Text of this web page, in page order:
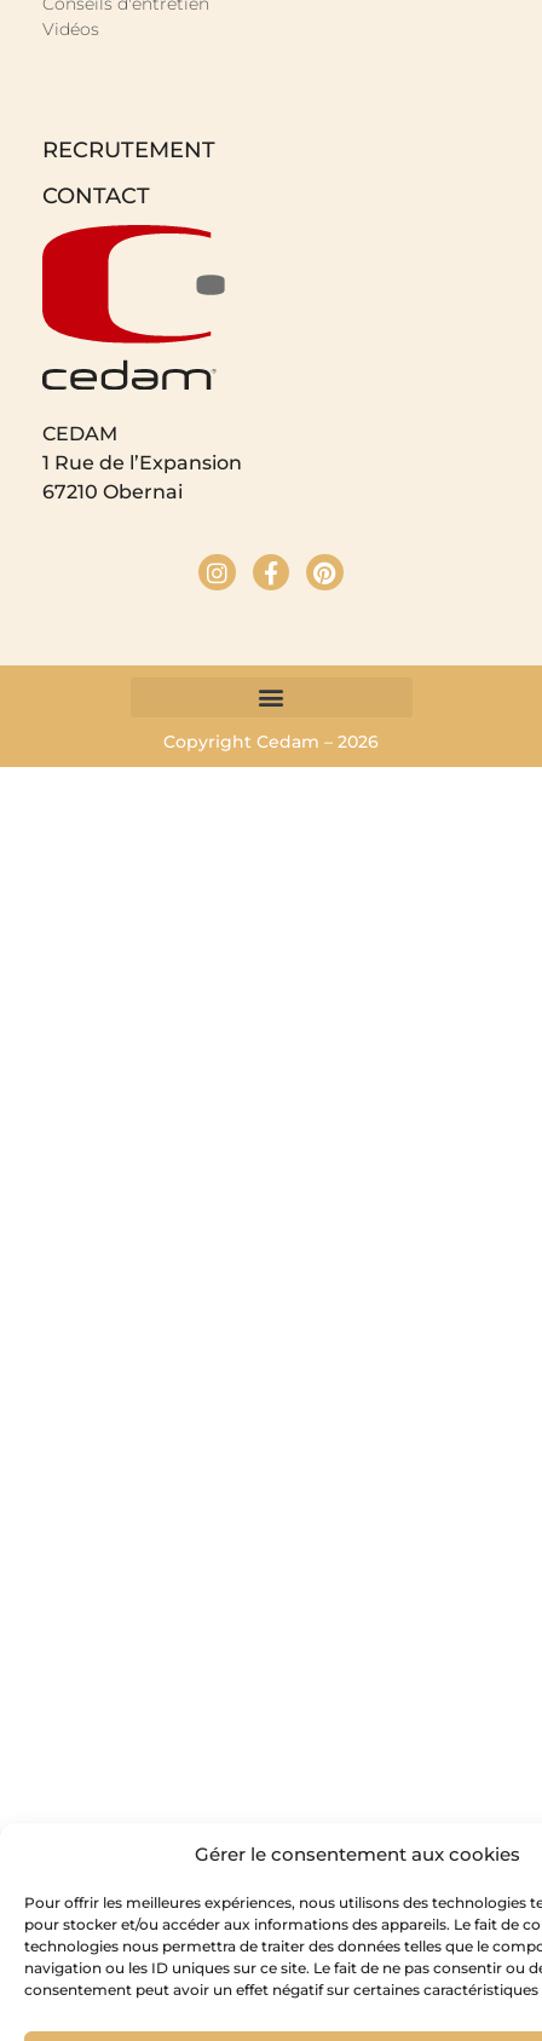
Gérer le consentement aux cookies
Pour offrir les meilleures expériences, nous utilisons des technologies
pour stocker et/ou accéder aux informations des appareils. Le fait de
technologies nous permettra de traiter des données telles que le
navigation ou les ID uniques sur ce site. Le fait de ne pas consentir ou
consentement peut avoir un effet négatif sur certaines
Vidéos
RECRUTEMENT
CONTACT
CEDAM
1 Rue de l’Expansion
67210 Obernai
Copyright Cedam – 2026